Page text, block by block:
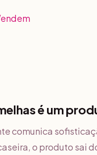
é um
comunica
o produto sai